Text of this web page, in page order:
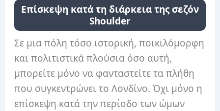
Επίσκεψη κατά τη διάρκεια της σεζόν
Shoulder
Σε μια πόλη τόσο ιστορική, ποικιλόμορφη
και πολιτιστικά πλούσια όσο αυτή,
μπορείτε μόνο να φανταστείτε τα πλήθη
που συγκεντρώνει το Λονδίνο. Όχι μόνο η
επίσκεψη κατά την περίοδο των ώμων